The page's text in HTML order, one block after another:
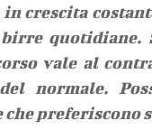
crescita
quotidiane.
vale al
normale.
che